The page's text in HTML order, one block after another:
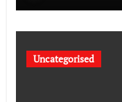
Uncategorised